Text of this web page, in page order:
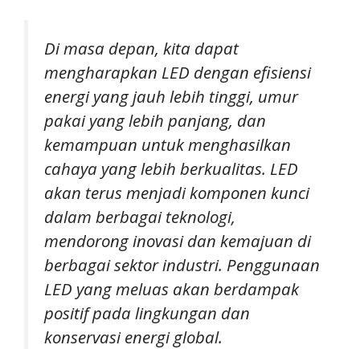
Di masa depan, kita dapat
mengharapkan LED dengan efisiensi
energi yang jauh lebih tinggi, umur
pakai yang lebih panjang, dan
kemampuan untuk menghasilkan
cahaya yang lebih berkualitas. LED
akan terus menjadi komponen kunci
dalam berbagai teknologi,
mendorong inovasi dan kemajuan di
berbagai sektor industri. Penggunaan
LED yang meluas akan berdampak
positif pada lingkungan dan
konservasi energi global.